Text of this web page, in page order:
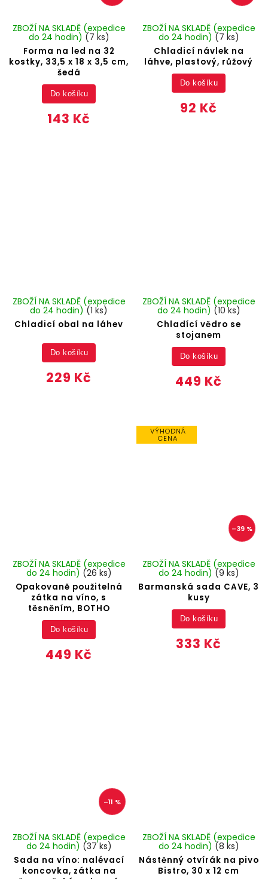
Forma na led na 32
kostky, 33,5 x 18 x 3,5 cm,
šedá
ZBOŽÍ NA SKLADĚ (expedice
do 24 hodin) (7 ks)
143 Kč
Do košíku
Chladicí návlek na
láhve, plastový, růžový
ZBOŽÍ NA SKLADĚ (expedice
do 24 hodin) (7 ks)
92 Kč
Do košíku
Chladicí obal na láhev
ZBOŽÍ NA SKLADĚ (expedice
do 24 hodin) (1 ks)
229 Kč
Do košíku
Chladící vědro se
stojanem
ZBOŽÍ NA SKLADĚ (expedice
do 24 hodin) (10 ks)
449 Kč
Do košíku
Opakovaně použitelná
zátka na víno, s
těsněním, BOTHO
ZBOŽÍ NA SKLADĚ (expedice
do 24 hodin) (26 ks)
449 Kč
Do košíku
VÝHODNÁ
CENA
–39 %
Barmanská sada CAVE, 3
kusy
ZBOŽÍ NA SKLADĚ (expedice
do 24 hodin) (9 ks)
333 Kč
Do košíku
–11 %
Sada na víno: nalévací
koncovka, zátka na
ZBOŽÍ NA SKLADĚ (expedice
do 24 hodin) (37 ks)
Nástěnný otvírák na pivo
Bistro, 30 x 12 cm
ZBOŽÍ NA SKLADĚ (expedice
do 24 hodin) (8 ks)